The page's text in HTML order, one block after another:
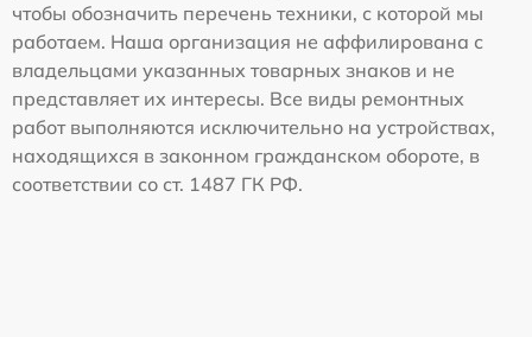
чтобы обозначить перечень техники, с которой мы
работаем. Наша организация не аффилирована с
владельцами указанных товарных знаков и не
представляет их интересы. Все виды ремонтных
работ выполняются исключительно на устройствах,
находящихся в законном гражданском обороте, в
соответствии со ст. 1487 ГК РФ.